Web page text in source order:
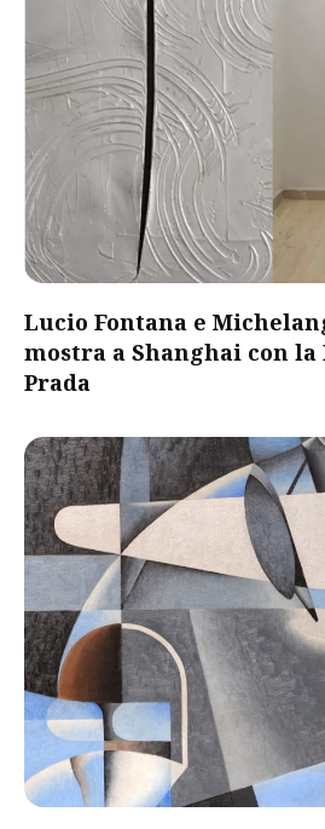
Lucio Fontana e
mostra a Shanghai con la
Prada